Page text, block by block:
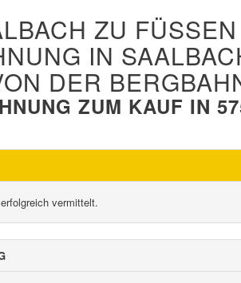
ZU FÜSSEN
IN
DER
ZUM KAUF IN
vermittelt.